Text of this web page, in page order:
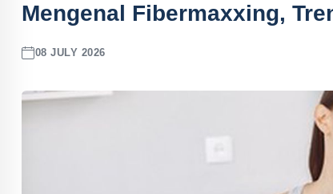
Mengenal Fibermaxxing,
08 JULY 2026